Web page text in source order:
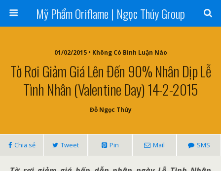
Mỹ Phẩm Oriflame | Ngọc Thúy Group
01/02/2015 • Không Có Bình Luận Nào
Tờ Rơi Giảm Giá Lên Đến 90% Nhân Dịp Lễ
Tình Nhân (Valentine Day) 14-2-2015
Đỗ Ngọc Thúy
Chia sẻ Tweet Pin Mail SMS